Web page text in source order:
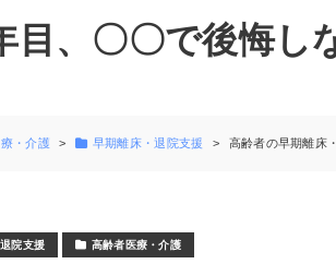
目、〇〇で後悔し
・介護 早期離床・退院支援 高齢者の早期離床
院支援 高齢者医療・介護